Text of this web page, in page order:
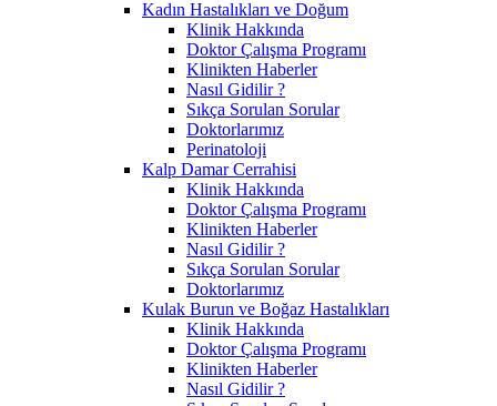
Kadın Hastalıkları ve Doğum
Klinik Hakkında
Doktor Çalışma Programı
Klinikten Haberler
Nasıl Gidilir ?
Sıkça Sorulan Sorular
Doktorlarımız
Perinatoloji
Kalp Damar Cerrahisi
Klinik Hakkında
Doktor Çalışma Programı
Klinikten Haberler
Nasıl Gidilir ?
Sıkça Sorulan Sorular
Doktorlarımız
Kulak Burun ve Boğaz Hastalıkları
Klinik Hakkında
Doktor Çalışma Programı
Klinikten Haberler
Nasıl Gidilir ?